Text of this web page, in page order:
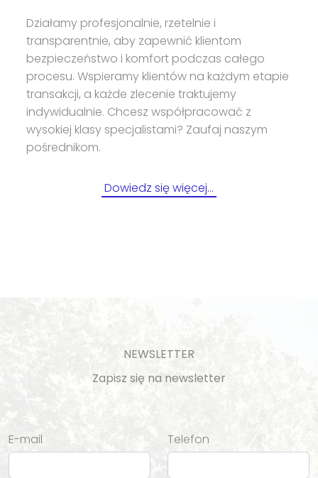
Działamy profesjonalnie, rzetelnie i
transparentnie, aby zapewnić klientom
bezpieczeństwo i komfort podczas całego
procesu. Wspieramy klientów na każdym etapie
transakcji, a każde zlecenie traktujemy
indywidualnie. Chcesz współpracować z
wysokiej klasy specjalistami? Zaufaj naszym
pośrednikom.
Dowiedz się więcej…
NEWSLETTER
Zapisz się na newsletter
E-mail Telefon